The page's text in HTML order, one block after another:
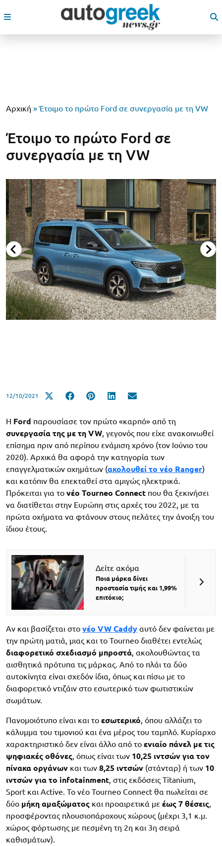
Αρχική »Έτοιμο το πρώτο Ford σε συνεργασία με τη VW
Έτοιμο το πρώτο Ford σε
συνεργασία με τη VW
12/10/2021
H Ford παρουσίασε τον πρώτο «καρπό» από τη
συνεργασία της με τη VW, γεγονός που είχε ανακοινωθεί
επίσημα πριν από περίπου ενάμιση χρόνο (τον Ιούνιο του
2020). Αρχικά θα αφορά την κατηγορία των
επαγγελματικών οχημάτων (ακολουθεί το νέο Ranger)
και κατόπιν θα επεκταθεί στα αμιγώς ηλεκτρικά.
Πρόκειται για το νέο Tourneo Connect που θα ξεκινήσει
να διατίθεται στην Ευρώπη στις αρχές του 2022, με τα
πρώτα οχήματα να φτάνουν στους πελάτες την άνοιξη του
ίδιου έτους.
Δείτε ακόμα
Ποια μάρκα δίνει
προστασία τιμής και 1,99%
επιτόκιο;
Αν και βασίζεται στο νέο VW Caddy αυτό δεν φαίνεται με
την πρώτη ματιά, μιας και το Tourneo διαθέτει εντελώς
διαφορετικό σχεδιασμό μπροστά , ακολουθώντας τα
αισθητικά πρότυπα τις μάρκας. Από το πλάι τα δύο
αυτοκίνητα είναι σχεδόν ίδια, όπως και πίσω με το
διαφορετικό ντιζάιν στο εσωτερικό των φωτιστικών
σωμάτων.
Πανομοιότυπο είναι και το εσωτερικό , όπου αλλάζει το
κάλυμμα του τιμονιού και ένα μέρος του ταμπλό. Κυρίαρχο
χαρακτηριστικό δεν είναι άλλο από το ενιαίο πάνελ με τις
ψηφιακές οθόνες , όπως είναι των 10,25 ιντσών για τον
πίνακα οργάνων και των 8,25 ιντσών (στάνταρ) ή των 10
ιντσών για το infotainment , στις εκδόσεις Titanium,
Sport και Active. Το νέο Tourneo Connect θα πωλείται σε
δύο μήκη αμαξώματος και προαιρετικά με έως 7 θέσεις
προσφέροντας πλουσιοπάροχους χώρους (μέχρι 3,1 κ.μ.
χώρος φόρτωσης με πεσμένη τη 2η και 3η σειρά
καθισμάτων).